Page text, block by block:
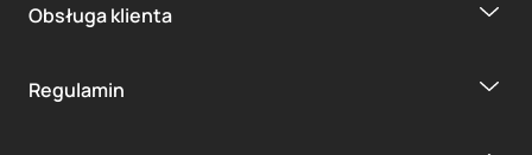
Obsługa klienta
Regulamin